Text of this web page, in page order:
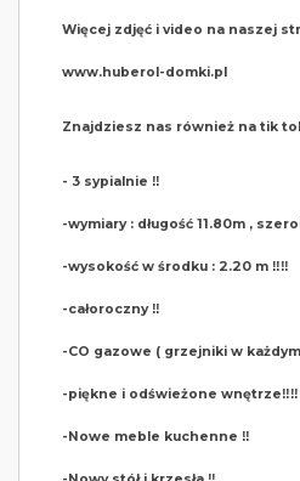
Więcej zdjęć i video na naszej
www.huberol-domki.pl
Znajdziesz nas również na tik
- 3 sypialnie ‼️
-wymiary : długość 11.80m ,
-wysokość w środku : 2.20 m ‼️‼️
-całoroczny ‼️
-CO gazowe ( grzejniki w
-piękne i odświeżone wnętrze‼️‼️
-Nowe meble kuchenne ‼️